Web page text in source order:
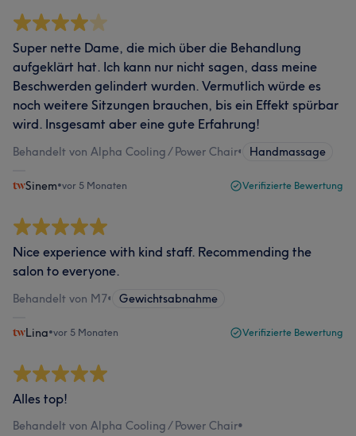
Super nette Dame, die mich über die Behandlung
aufgeklärt hat. Ich kann nur nicht sagen, dass meine
Beschwerden gelindert wurden. Vermutlich würde es
noch weitere Sitzungen brauchen, bis ein Effekt spürbar
wird. Insgesamt aber eine gute Erfahrung!
Behandelt von Alpha Cooling / Power Chair• Handmassage
Sinem•vor 5 Monaten Verifizierte Bewertung
Nice experience with kind staff. Recommending the
salon to everyone.
Behandelt von M7• Gewichtsabnahme
Lina•vor 5 Monaten Verifizierte Bewertung
Alles top!
Behandelt von Alpha Cooling / Power Chair•